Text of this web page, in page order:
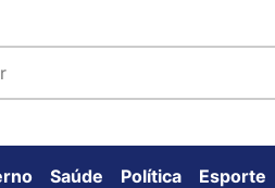
Saúde Política Esporte